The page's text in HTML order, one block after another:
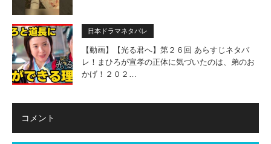
日本ドラマネタバレ
【動画】【光る君へ】第２６回 あらすじネタバ
レ！まひろが宣孝の正体に気づいたのは、弟のお
かげ！２０２…
コメント